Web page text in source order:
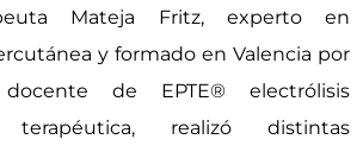
Mateja Fritz, experto en
y formado en Valencia por
de EPTE® electrólisis
terapéutica, realizó distintas